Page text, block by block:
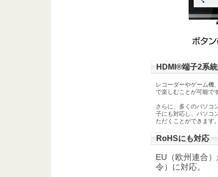
HDMI®端子2系
レコーダーやゲーム機
で楽しむことが可能で
さらに、多くのパソコ
子にも対応し、パソコ
ただくことができます
RoHSにも対応
EU（欧州連合
令）に対応。